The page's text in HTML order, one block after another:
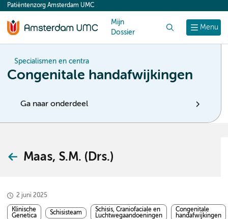
content
Menu
Patiëntenzorg Amsterdam UMC
Mijn
Dossier
Specialismen en centra
Congenitale handafwijkingen
Ga naar onderdeel
Maas, S.M. (Drs.)
2 juni 2025
Klinische
Genetica
Schisisteam
Schisis, Craniofaciale en
Luchtwegaandoeningen
Congenitale
handafwijkingen